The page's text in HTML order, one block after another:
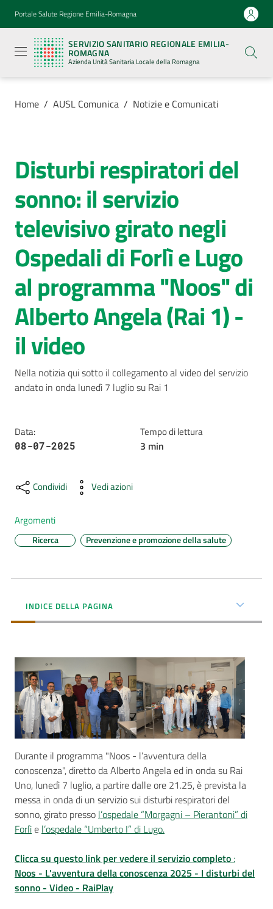
Vai al contenuto
Vai alla navigazione
Vai al footer
Portale Salute Regione Emilia-Romagna
SERVIZIO SANITARIO REGIONALE EMILIA-
ROMAGNA
Azienda Unità Sanitaria Locale della Romagna
Sanitario
Regionale
Emilia-
Romagna
Azienda
Sanitaria
Locale della
Azienda
Servizi
Luoghi
di
cura
AUSL
Comunica
Servizi
a...
Bandi
e
Concorsi
Home / AUSL Comunica / Notizie e Comunicati
Salta al contenuto
Disturbi respiratori del
sonno: il servizio
televisivo girato negli
Ospedali di Forlì e Lugo
al programma "Noos" di
Alberto Angela (Rai 1) -
il video
Nella notizia qui sotto il collegamento al video del servizio
andato in onda lunedì 7 luglio su Rai 1
Data:
08-07-2025
Tempo di lettura
3 min
Condividi Vedi azioni
Argomenti
Ricerca Prevenzione e promozione della salute
INDICE DELLA PAGINA
Durante il programma "Noos - l’avventura della
conoscenza", diretto da Alberto Angela ed in onda su Rai
Uno, lunedì 7 luglio, a partire dalle ore 21.25, è prevista la
messa in onda di un servizio sui disturbi respiratori del
sonno, girato presso l’ospedale “Morgagni – Pierantoni” di
Forlìe l’ospedale “Umberto I” di Lugo.
Clicca su questo link per vedere il servizio completo :
Noos - L'avventura della conoscenza 2025 - I disturbi del
sonno - Video - RaiPlay